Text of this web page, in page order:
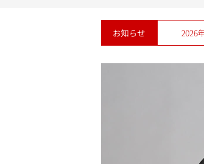
お知らせ 2026